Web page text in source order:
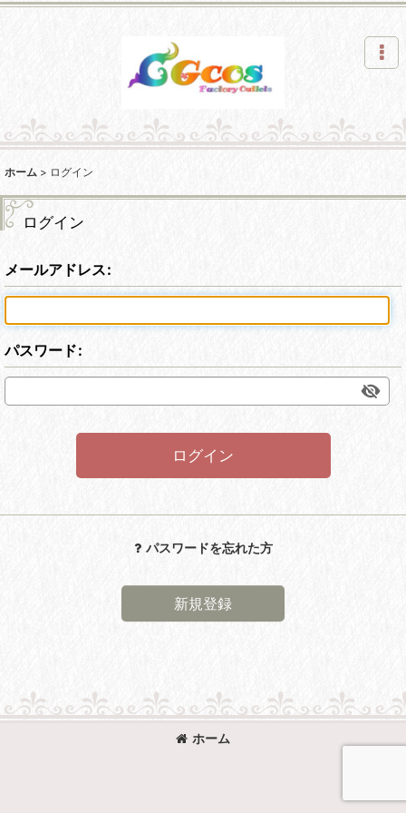
ホーム > ログイン
ログイン
メールアドレス:
パスワード:
ログイン
パスワードを忘れた方
新規登録
ホーム